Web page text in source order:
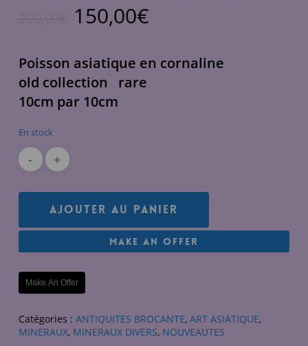
200,00€ Le
prix
initial
était :
200,00€.
150,00€Le
actuel
est :
Poisson asiatique en cornaline
old collection rare
10cm par 10cm
En stock
Ajouter Au Panier
Make An Offer
Make An Offer
Catégories : ANTIQUITES BROCANTE, ART ASIATIQUE,
MINERAUX, MINERAUX DIVERS, NOUVEAUTES